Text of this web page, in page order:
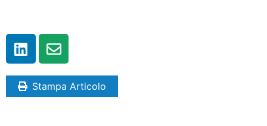
Stampa Articolo